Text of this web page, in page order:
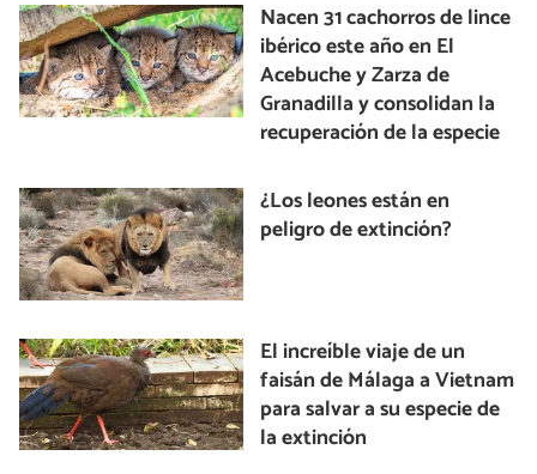
Nacen 31 cachorros de lince
ibérico este año en El
Acebuche y Zarza de
Granadilla y consolidan la
recuperación de la especie
¿Los leones están en
peligro de extinción?
El increíble viaje de un
faisán de Málaga a Vietnam
para salvar a su especie de
la extinción